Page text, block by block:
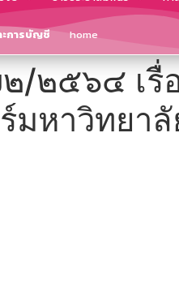
การบัญชี home
/๒๕๖๔ เรื่
มหาวิทยาลั